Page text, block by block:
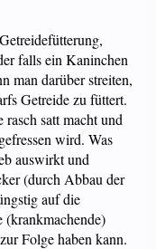
falls ein Kaninchen
man darüber streiten,
Getreide zu füttert.
satt macht und
wird. Was
auswirkt und
(durch Abbau der
auf die
Folge haben kann.